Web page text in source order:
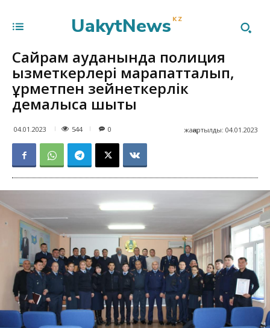
UakytNews KZ
Сайрам ауданында полиция
қызметкерлері марапатталып,
құрметпен зейнеткерлік
демалысқа шықты
04.01.2023 544 жаңартылды: 04.01.2023
0